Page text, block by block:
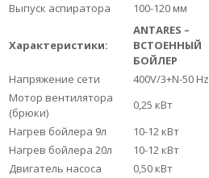
Выпуск аспиратора
100-120 мм
Характеристики:
ANTARES –
ВСТОЕННЫЙ
БОЙЛЕР
Напряжение сети
400V/3+N-50 Hz
Мотор вентилятора
(брюки)
0,25 кВт
Нагрев бойлера 9л
10-12 кВт
Нагрев бойлера 20л
10-12 кВт
Двигатель насоса
0,50 кВт